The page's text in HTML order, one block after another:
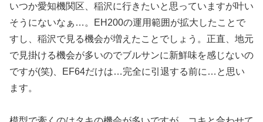
いつか愛知機関区、稲沢に行きたいと思っていますが叶い
そうにないなぁ…。EH200の運用範囲が拡大したことで
すし、稲沢で見る機会が増えたことでしょう。正直、地元
で見掛ける機会が多いのでブルサンに新鮮味を感じないの
ですが(笑)、EF64だけは…完全に引退する前に…と思い
ます。